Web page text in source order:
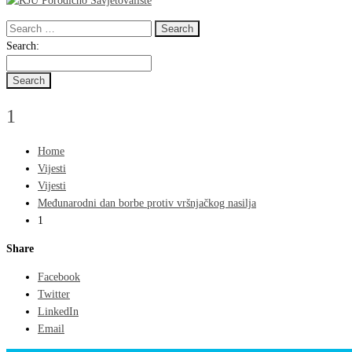
Search
for:
Search
Search:
1
Home
Vijesti
Vijesti
Međunarodni dan borbe protiv vršnjačkog nasilja
1
Share
Facebook
Twitter
LinkedIn
Email